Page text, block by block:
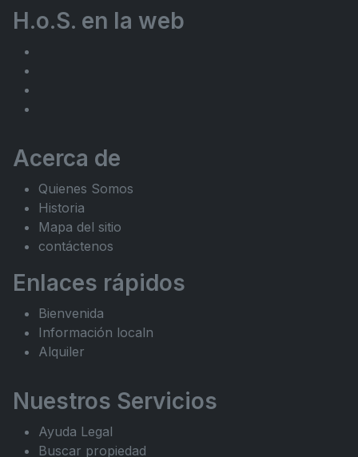
H.o.S. en la web
Acerca de
Quienes Somos
Historia
Mapa del sitio
contáctenos
Enlaces rápidos
Bienvenida
Información localn
Alquiler
Nuestros Servicios
Ayuda Legal
Buscar propiedad